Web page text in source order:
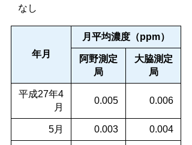
なし
年月
月平均濃度（ppm）
阿野測定
局
大脇測定
局
平成27年4
月
0.005 0.006
5月 0.003 0.004